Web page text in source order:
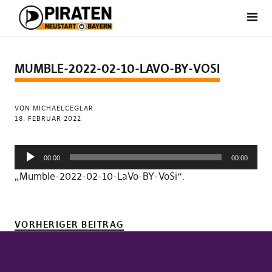
MUMBLE-2022-02-10-LAVO-BY-VOSI
VON MICHAELCEGLAR
18. FEBRUAR 2022
Audio-
Player
00:00 00:00
„Mumble-2022-02-10-LaVo-BY-VoSi“.
VORHERIGER BEITRAG